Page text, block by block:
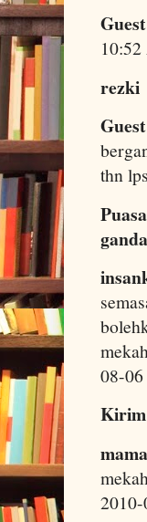
Guest
rezki
Guest
thn
08-
mama